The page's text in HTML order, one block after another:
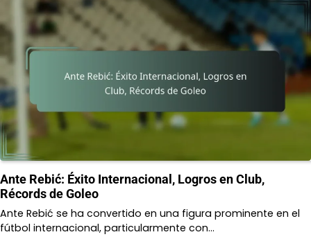
Ante Rebić: Éxito Internacional, Logros en Club,
Récords de Goleo
Ante Rebić se ha convertido en una figura prominente en el
fútbol internacional, particularmente con…